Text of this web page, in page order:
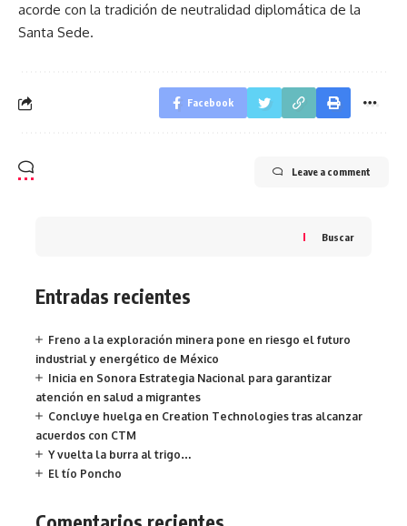
acorde con la tradición de neutralidad diplomática de la
Santa Sede.
Facebook
Leave a comment
Buscar
Entradas recientes
Freno a la exploración minera pone en riesgo el futuro
industrial y energético de México
Inicia en Sonora Estrategia Nacional para garantizar
atención en salud a migrantes
Concluye huelga en Creation Technologies tras alcanzar
acuerdos con CTM
Y vuelta la burra al trigo…
El tío Poncho